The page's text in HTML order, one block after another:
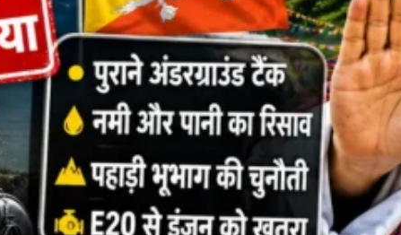
Terms of Use Agreement